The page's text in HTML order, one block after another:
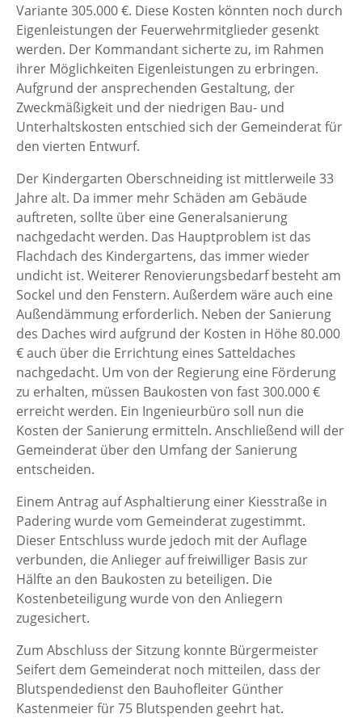
Variante 305.000 €. Diese Kosten könnten noch durch
Eigenleistungen der Feuerwehrmitglieder gesenkt
werden. Der Kommandant sicherte zu, im Rahmen
ihrer Möglichkeiten Eigenleistungen zu erbringen.
Aufgrund der ansprechenden Gestaltung, der
Zweckmäßigkeit und der niedrigen Bau- und
Unterhaltskosten entschied sich der Gemeinderat für
den vierten Entwurf.
Der Kindergarten Oberschneiding ist mittlerweile 33
Jahre alt. Da immer mehr Schäden am Gebäude
auftreten, sollte über eine Generalsanierung
nachgedacht werden. Das Hauptproblem ist das
Flachdach des Kindergartens, das immer wieder
undicht ist. Weiterer Renovierungsbedarf besteht am
Sockel und den Fenstern. Außerdem wäre auch eine
Außendämmung erforderlich. Neben der Sanierung
des Daches wird aufgrund der Kosten in Höhe 80.000
€ auch über die Errichtung eines Satteldaches
nachgedacht. Um von der Regierung eine Förderung
zu erhalten, müssen Baukosten von fast 300.000 €
erreicht werden. Ein Ingenieurbüro soll nun die
Kosten der Sanierung ermitteln. Anschließend will der
Gemeinderat über den Umfang der Sanierung
entscheiden.
Einem Antrag auf Asphaltierung einer Kiesstraße in
Padering wurde vom Gemeinderat zugestimmt.
Dieser Entschluss wurde jedoch mit der Auflage
verbunden, die Anlieger auf freiwilliger Basis zur
Hälfte an den Baukosten zu beteiligen. Die
Kostenbeteiligung wurde von den Anliegern
zugesichert.
Zum Abschluss der Sitzung konnte Bürgermeister
Seifert dem Gemeinderat noch mitteilen, dass der
Blutspendedienst den Bauhofleiter Günther
Kastenmeier für 75 Blutspenden geehrt hat.